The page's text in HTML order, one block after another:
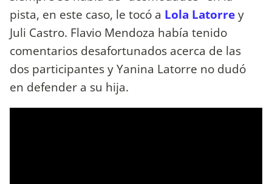
pista, en este caso, le tocó a Lola Latorrey
Juli Castro. Flavio Mendoza había tenido
comentarios desafortunados acerca de las
dos participantes y Yanina Latorre no dudó
en defender a su hija.